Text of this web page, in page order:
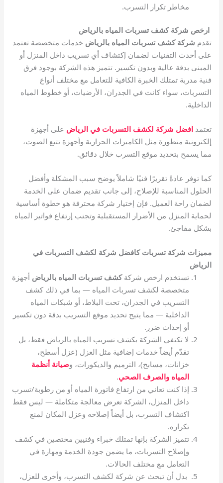
مخاطر تكرار التسرب.
ارخص شركة كشف تسربات المياه بالرياض
تقدم شركة كشف تسربات المياه بالرياض خدمات متخصصة تعتمد
على أحدث التقنيات لضمان إكتشاف أي تسريب داخل المنزل أو
المبنى بدقة عالية وبدون تكسير. تتميز هذه الشركة بوجود فرق
فنية مدربة تمتلك الخبرة الكافية للتعامل مع مختلف أنواع
التسربات، سواء كانت في الجدران، الأرضيات، أو خطوط المياه
الداخلية.
تعتمدافضل شركة لكشف التسربات في الرياض على أجهزة
إلكترونية متطورة مثل الكاميرات الحرارية وأجهزة تتبع الصوت،
مما يسمح بتحديد موقع التسرب خلال دقائق.
كما توفر عادةً تقريرًا فنيًا شاملاً يوضح سبب المشكلة وأفضل
الحلول المناسبة للإصلاح، إلى جانب تقديم ضمان على الخدمة
لضمان راحة العميل. فإن إختيار شركة محترفة هو خطوة أساسية
لحماية المنزل من الأضرار المستقبلية وتجنب إرتفاع فواتير المياه
بشكل مفاجئ.
مميزات شركة تسربات كافضل شركة لكشف التسربات في
الرياض
تستخدم ارخص شركةكشف تسربات المياه بالرياضأجهزة
متخصصة لكشف تسربات المياه — بما في ذلك كشف
التسريب في الجدران، تحت البلاط، أو شبكات المياه
الداخلية — مما يتيح تحديد موقع التسريب بدقة دون تكسير
أو إحداث ضرر.
لا تكتفي الشركة بكشف تسريب المياه بالرياض فقط، بل
تقدّم أيضاً خدمات إضافية مثل العزل (عزل أسطح،
خزانات، مسابح)، الترميم والديكورات، وصيانة أنظمة
المياه والصرف الصحي.
إذا كنت تعاني من ارتفاع فاتورة المياه أو من رطوبة/تسرب
داخل المنزل، الشركة تعرض معالجة متكاملة — ليس فقط
اكتشاف التسرب، بل أيضاً إصلاحه وعزل المكان لمنع
تكراره.
تتميز الشركة بإنها تمتلك خبراء وفنيين مختصين في كشف
وإصلاح التسربات، ما يضمن جودة الخدمة ومهارة في
التعامل مع مختلف الحالات.
بدل أن تبحث عن شركة لكشف التسرب، وأخرى للعزل،